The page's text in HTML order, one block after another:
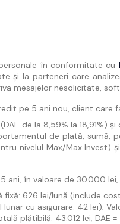
în conformitate cu
și la parteneri care
mesajelor nesolicitate,
pe 5 ani nou, client care
de la 8,59% la
de plată, sumă,
nivelul Max/Max
în valoare de 30.000
626 lei/lună (include
cu asigurare: 42 lei);
plătibilă: 43.012 lei; DAE =